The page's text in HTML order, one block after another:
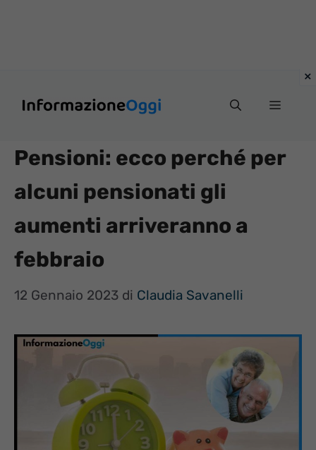
Menu
Pensioni: ecco perché per
alcuni pensionati gli
aumenti arriveranno a
febbraio
12 Gennaio 2023 di Claudia Savanelli